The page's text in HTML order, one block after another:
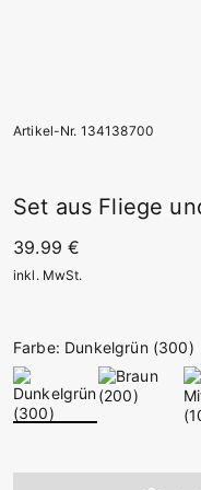
Artikel-Nr. 134138700
Set aus Fliege
39.99 €
inkl. MwSt.
Farbe: Dunkelgrün (300)